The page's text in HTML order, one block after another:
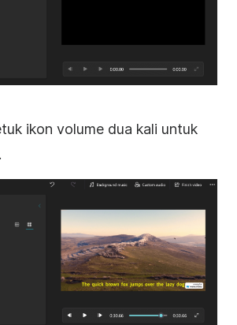
ikon volume dua kali untuk